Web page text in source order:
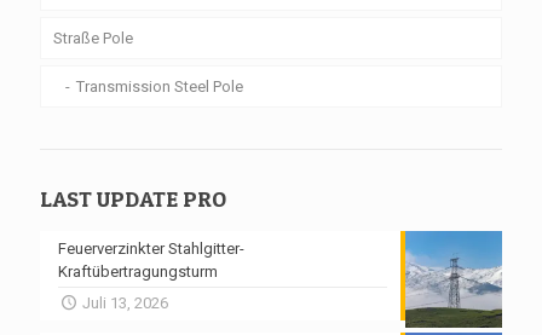
Straße Pole
Transmission Steel Pole
LAST UPDATE PRO
Feuerverzinkter Stahlgitter-
Kraftübertragungsturm
Juli 13, 2026